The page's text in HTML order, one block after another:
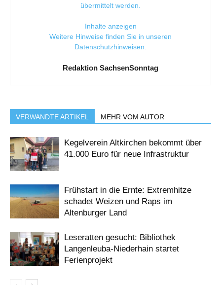
übermittelt werden.
Inhalte anzeigen
Weitere Hinweise finden Sie in unseren
Datenschutzhinweisen
Redaktion SachsenSonntag
VERWANDTE ARTIKEL MEHR VOM AUTOR
Kegelverein Altkirchen bekommt über
41.000 Euro für neue Infrastruktur
Frühstart in die Ernte: Extremhitze
schadet Weizen und Raps im
Altenburger Land
Leseratten gesucht: Bibliothek
Langenleuba-Niederhain startet
Ferienprojekt